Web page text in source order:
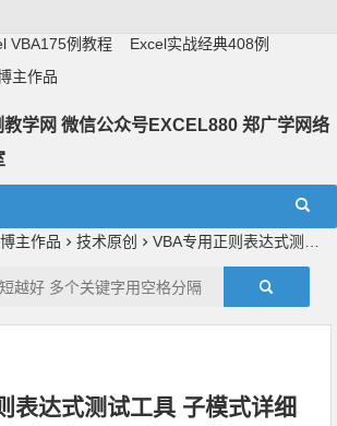
VBA175例教程
Excel实战经典408例
主作品
教学网 微信公众号EXCEL880 郑广学网络
博主作品 技术原创 VBA专用正则表达式测试工具 子模式详细列表 常用表达式及标准正则代码模块 郑广学 作品 图文
表达式测试工具 子模式详细